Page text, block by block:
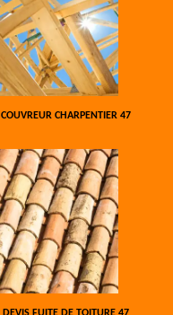
COUVREUR CHARPENTIER 47